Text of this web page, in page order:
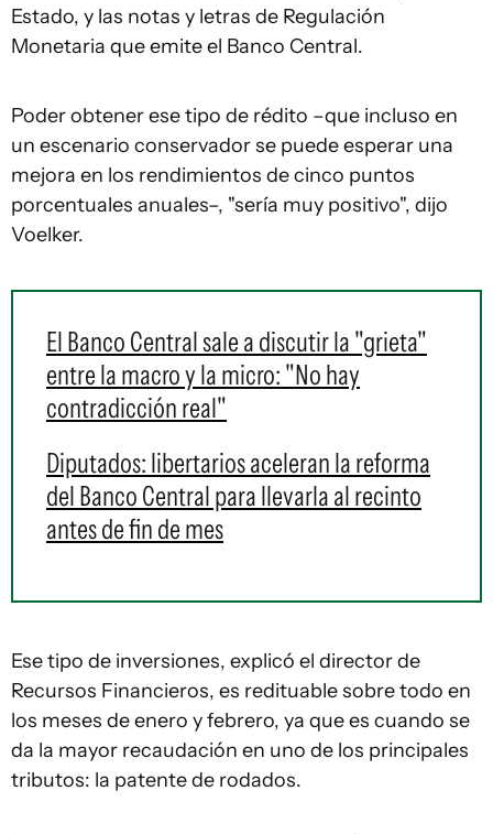
Estado, y las notas y letras de Regulación
Monetaria que emite el Banco Central.
Poder obtener ese tipo de rédito –que incluso en
un escenario conservador se puede esperar una
mejora en los rendimientos de cinco puntos
porcentuales anuales–, "sería muy positivo", dijo
Voelker.
El Banco Central sale a discutir la "grieta"
entre la macro y la micro: "No hay
contradicción real"
Diputados: libertarios aceleran la reforma
del Banco Central para llevarla al recinto
antes de fin de mes
Ese tipo de inversiones, explicó el director de
Recursos Financieros, es redituable sobre todo en
los meses de enero y febrero, ya que es cuando se
da la mayor recaudación en uno de los principales
tributos: la patente de rodados.